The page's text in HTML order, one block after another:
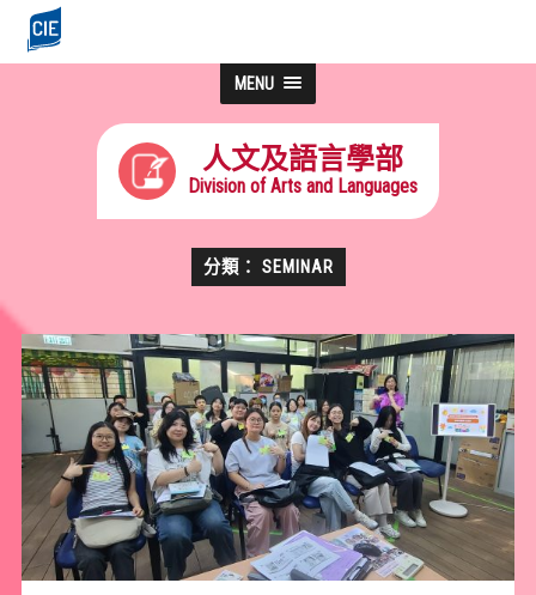
MENU
人文及語言學部
Division of Arts and Languages
分類： SEMINAR